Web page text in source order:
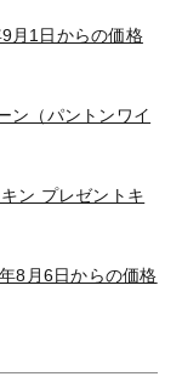
月1日からの価格
ン（パントンワイ
ン プレゼントキ
8月6日からの価格